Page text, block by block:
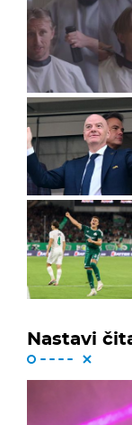
Nastavi